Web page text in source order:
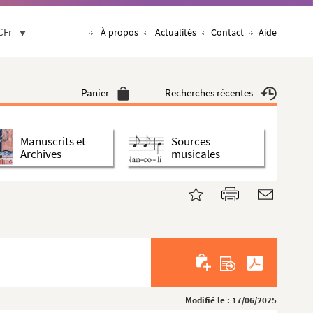
À propos Actualités Contact Aide
Panier Recherches récentes
Manuscrits et
Archives
Sources
musicales
Modifié le : 17/06/2025